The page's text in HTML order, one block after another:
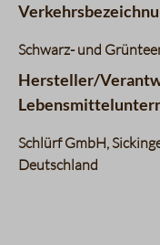
Schwarz- und
Hersteller/
Schlürf GmbH,
Deutschland